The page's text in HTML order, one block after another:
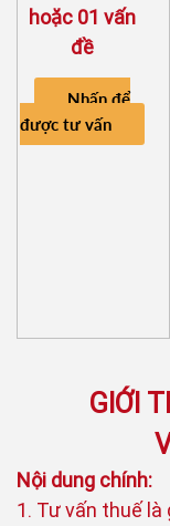
hoặc 01 vấn
đề
Nhấn để
được tư vấn
GIỚI
Nội dung chính:
1. Tư vấn thuế là